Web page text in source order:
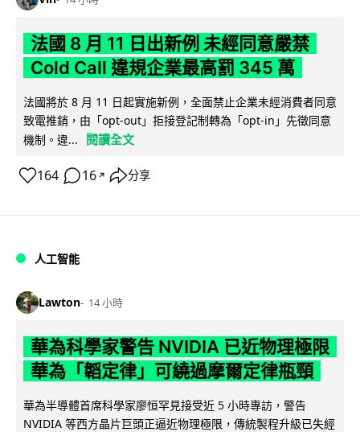
法國 8 月 11 日出新例 未經同意嚴禁
Cold Call 違規企業最高罰 345 萬
法國將於 8 月 11 日起實施新例，全面禁止企業未經消費者同意
致電推銷，由「opt-out」拒接登記制轉為「opt-in」先徵同意
機制。違...
閱讀全文
164 16 ↗ 分享
人工智能
Lawton 14 小時
華為科學家警告 NVIDIA 已近物理極限
華為「韜定律」可繞過摩爾定律瓶頸
華為半導體首席科學家廖恒罕見接受近 5 小時專訪，警告
NVIDIA 等西方晶片巨頭正逼近物理極限，傳統製程升級已失經